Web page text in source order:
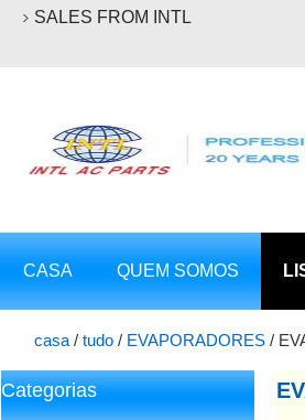
SALES FROM INTL
CASA QUEM SOMOS
casa / tudo / EVAPORADORES /
Categorias